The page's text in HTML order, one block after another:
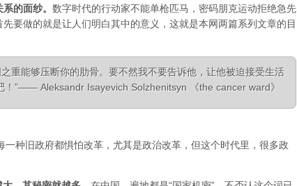
系的面纱。 数字时代的行动家不能单枪匹马，密码朋克运动拒绝急先
要做的就是让人们明白其中的意义，这就是本网两篇系列文章的目
重能够压断你的肋骨。要不然我不要告诉他，让他被迫接受生活
”—— Aleksandr Isayevich Solzhenitsyn 《the cancer ward》
一种旧政府都惧怕改革，尤其是政治改革，但这个时代里，很多政